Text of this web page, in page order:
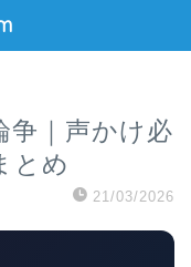
争｜声かけ必
とめ
21/03/2026